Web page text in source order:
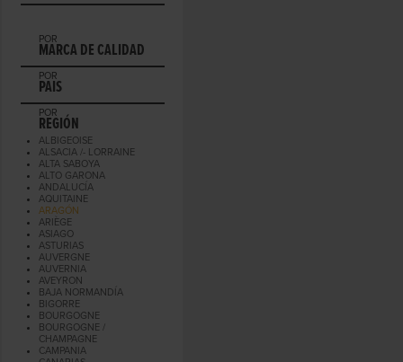
POR
MARCA DE CALIDAD
POR
PAIS
POR
REGIÓN
ALBIGEOISE
ALSACIA /- LORRAINE
ALTA SABOYA
ALTO GARONA
ANDALUCÍA
AQUITAINE
ARAGÓN
ARIÈGE
ASIAGO
ASTURIAS
AUVERGNE
AUVERNIA
AVEYRON
BAJA NORMANDÍA
BIGORRE
BOURGOGNE
BOURGOGNE /
CHAMPAGNE
CAMPANIA